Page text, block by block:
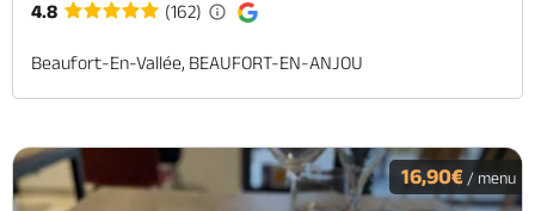
4.8
(162)
Beaufort-En-Vallée, BEAUFORT-EN-ANJOU
16,90€ / menu